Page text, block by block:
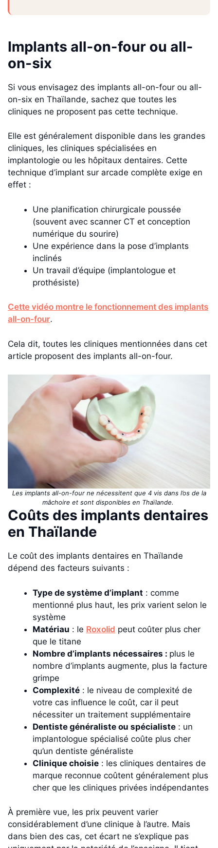
Implants all-on-four ou all-
on-six
Si vous envisagez des implants all-on-four ou all-
on-six en Thaïlande, sachez que toutes les
cliniques ne proposent pas cette technique.
Elle est généralement disponible dans les grandes
cliniques, les cliniques spécialisées en
implantologie ou les hôpitaux dentaires. Cette
technique d’implant sur arcade complète exige en
effet :
Une planification chirurgicale poussée
(souvent avec scanner CT et conception
numérique du sourire)
Une expérience dans la pose d’implants
inclinés
Un travail d’équipe (implantologue et
prothésiste)
Cette vidéo montre le fonctionnement des implants
all-on-four.
Cela dit, toutes les cliniques mentionnées dans cet
article proposent des implants all-on-four.
Les implants all-on-four ne nécessitent que 4 vis dans l’os de la
mâchoire et sont disponibles en Thaïlande.
Coûts des implants dentaires
en Thaïlande
Le coût des implants dentaires en Thaïlande
dépend des facteurs suivants :
Type de système d’implant : comme
mentionné plus haut, les prix varient selon le
système
Matériau : le Roxolid peut coûter plus cher
que le titane
Nombre d’implants nécessaires : plus le
nombre d’implants augmente, plus la facture
grimpe
Complexité : le niveau de complexité de
votre cas influence le coût, car il peut
nécessiter un traitement supplémentaire
Dentiste généraliste ou spécialiste : un
implantologue spécialisé coûte plus cher
qu’un dentiste généraliste
Clinique choisie : les cliniques dentaires de
marque reconnue coûtent généralement plus
cher que les cliniques privées indépendantes
À première vue, les prix peuvent varier
considérablement d’une clinique à l’autre. Mais
dans bien des cas, cet écart ne s’explique pas